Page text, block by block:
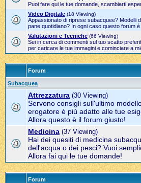
Puoi fare qui le tue domande, scambiarti
Video Digitale (18 Viewing)
Appassionato di riprese subacquee? Modelli
pane quotidiano? In ogni caso questo forum
Valutazioni e Tecniche (66 Viewing)
Sei in cerca di commenti sul tuo scatto
per caricare le tue immagini e cominciare a
Forum
Subacquea
Attrezzatura (30 Viewing)
Servono consigli sull'ultimo
erogatore è più adatto alle tue
Allora questo è il forum giusto!
Medicina (37 Viewing)
Hai dei quesiti di medicina
dell'acqua o dei pesci? Vuoi
Allora fai qui le tue domande!
Forum